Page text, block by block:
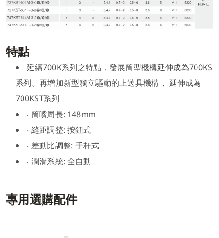
特點
延續700K系列之特點，發展筒型機構延伸成為700KS
系列。再增加新型獨立驅動的上送具機構， 延伸成為
700KST系列
‧ 筒嘴周長: 148mm
‧ 縫距調整: 按鈕式
‧ 差動比調整: 手杆式
‧ 潤滑系統: 全自動
專用選購配件